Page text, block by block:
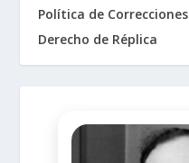
Política de Correcciones
Derecho de Réplica